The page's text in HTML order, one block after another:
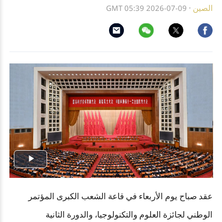
الصين ·
GMT 05:39 2026-07-09
Play
عقد صباح يوم الأربعاء في قاعة الشعب الكبرى المؤتمر
الوطني لجائزة العلوم والتكنولوجيا، والدورة الثانية